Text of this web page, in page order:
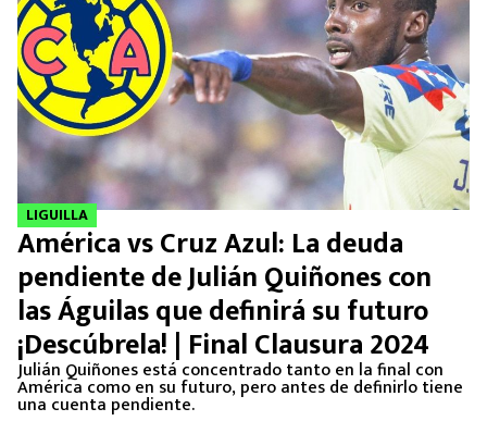
LIGUILLA
América vs Cruz Azul: La deuda
pendiente de Julián Quiñones con
las Águilas que definirá su futuro
¡Descúbrela! | Final Clausura 2024
Julián Quiñones está concentrado tanto en la final con
América como en su futuro, pero antes de definirlo tiene
una cuenta pendiente.